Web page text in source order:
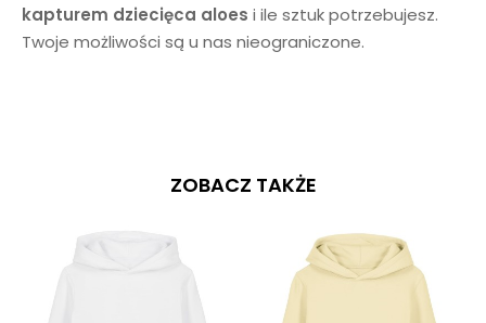
kapturem dziecięca aloes i ile sztuk potrzebujesz.
Twoje możliwości są u nas nieograniczone.
ZOBACZ TAKŻE